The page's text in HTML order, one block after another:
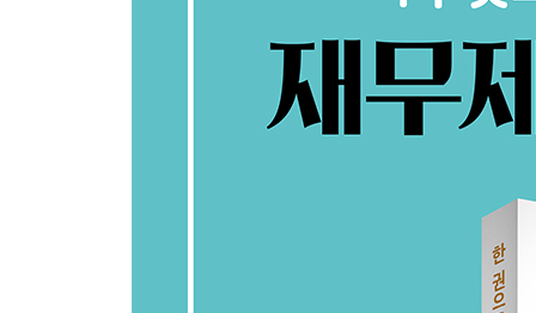
[Column 2] 조조타운의 사장은 왜 세뱃돈을 뿌릴까?
2-3. [소매업] 기업 성장 동력을 파악하자
2-4. [의류] 이익률은 어떻게 변할까요?
Chapter 3 _ 현금흐름표란 무엇일까?
3-2. [IT] 투자활동으로 인한 현금흐름표 구조를 파